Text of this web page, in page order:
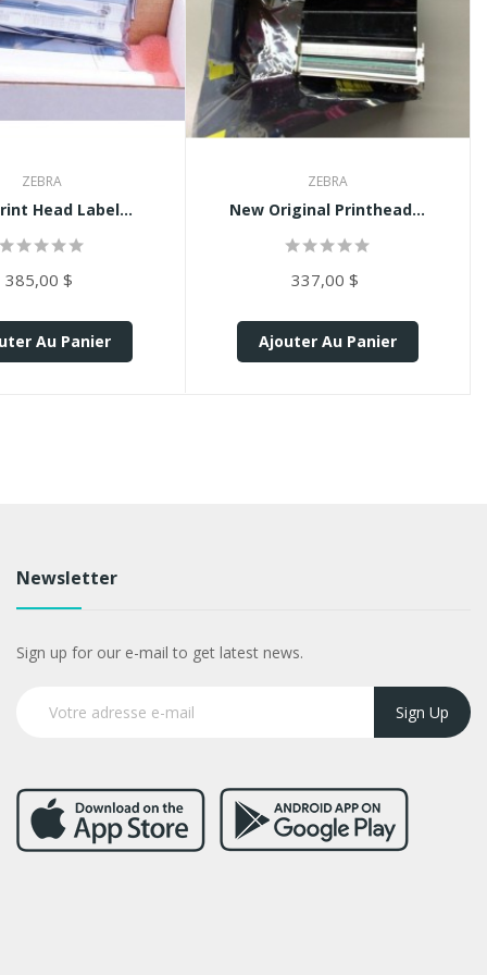
ZEBRA
Head Label...
385,00 $
Au Panier
ZEBRA
New Original Printhead...
337,00 $
Ajouter Au Panier
Newsletter
Sign up for our e-mail to get latest news.
Sign Up